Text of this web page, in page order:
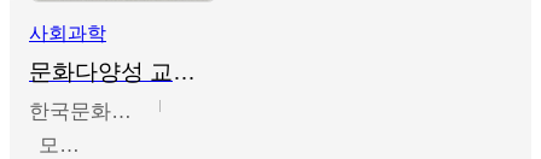
사회과학
문화다양성 교육의 이해
한국문화예술교육진흥원
모경환,성상환,정문성